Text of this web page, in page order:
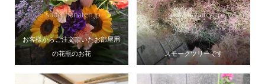
お客様からご注文頂いたお部屋用
の花瓶のお花
スモークツリーです